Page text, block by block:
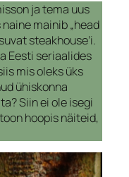
ja tema uus
mainib „head
steakhouse’i.
Eesti seriaalides
mis oleks üks
ühiskonna
Siin ei ole isegi
hoopis näiteid,